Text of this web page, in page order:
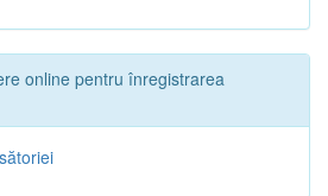
online pentru înregistrarea